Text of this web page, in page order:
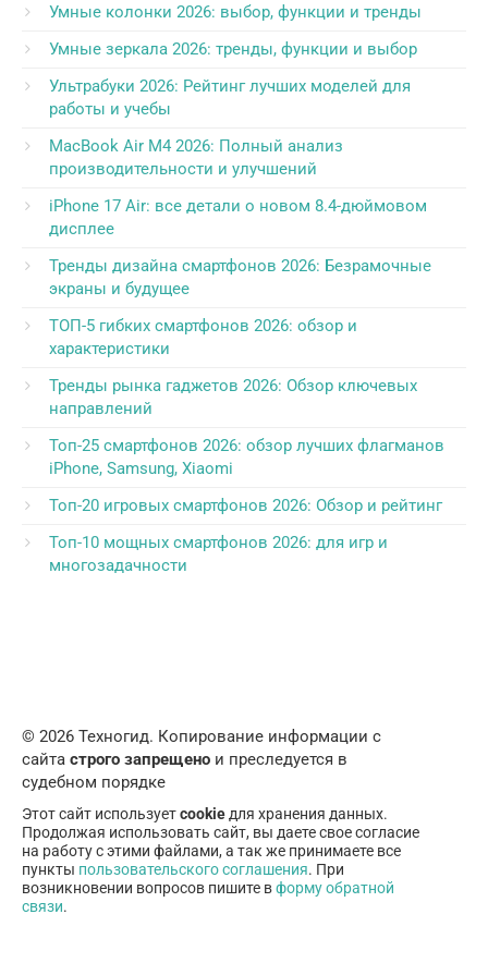
Умные колонки 2026: выбор, функции и тренды
Умные зеркала 2026: тренды, функции и выбор
Ультрабуки 2026: Рейтинг лучших моделей для
работы и учебы
MacBook Air M4 2026: Полный анализ
производительности и улучшений
iPhone 17 Air: все детали о новом 8.4-дюймовом
дисплее
Тренды дизайна смартфонов 2026: Безрамочные
экраны и будущее
ТОП-5 гибких смартфонов 2026: обзор и
характеристики
Тренды рынка гаджетов 2026: Обзор ключевых
направлений
Топ-25 смартфонов 2026: обзор лучших флагманов
iPhone, Samsung, Xiaomi
Топ-20 игровых смартфонов 2026: Обзор и рейтинг
Топ-10 мощных смартфонов 2026: для игр и
многозадачности
© 2026 Техногид. Копирование информации с
сайта строго запрещено и преследуется в
судебном порядке
Этот сайт используетcookie для хранения данных.
Продолжая использовать сайт, вы даете свое согласие
на работу с этими файлами, а так же принимаете все
пункты пользовательского соглашения. При
возникновении вопросов пишите вформу обратной
связи.